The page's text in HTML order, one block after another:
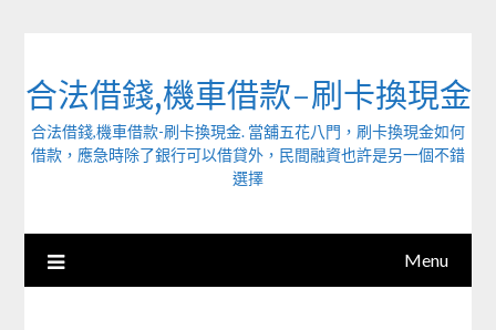
合法借錢,機車借款-刷卡換現金
合法借錢,機車借款-刷卡換現金. 當舖五花八門，刷卡換現金如何
借款，應急時除了銀行可以借貸外，民間融資也許是另一個不錯
選擇
Menu